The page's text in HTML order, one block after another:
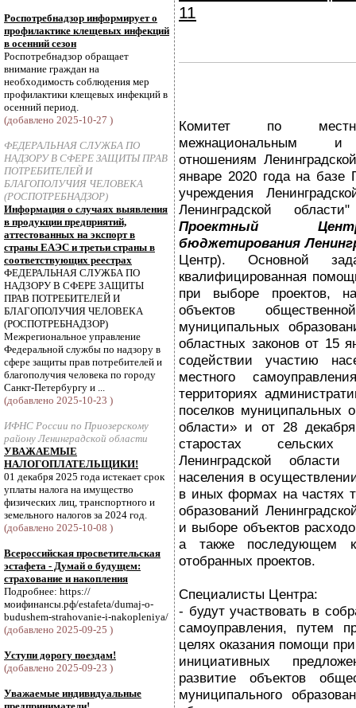
Роспотребнадзор информирует о
профилактике клещевых инфекций
в осенний сезон
Роспотребнадзор обращает
внимание граждан на
необходимость соблюдения мер
профилактики клещевых инфекций в
осенний период.
(добавлено 2025-10-27 )
ФЕДЕРАЛЬНАЯ СЛУЖБА ПО
НАДЗОРУ В СФЕРЕ ЗАЩИТЫ ПРАВ
ПОТРЕБИТЕЛЕЙ И
БЛАГОПОЛУЧИЯ ЧЕЛОВЕКА
(РОСПОТРЕБНАДЗОР)
Информация о случаях выявления
в продукции предприятий,
аттестованных на экспорт в
страны ЕАЭС и третьи страны в
соответствующих реестрах
ФЕДЕРАЛЬНАЯ СЛУЖБА ПО
НАДЗОРУ В СФЕРЕ ЗАЩИТЫ
ПРАВ ПОТРЕБИТЕЛЕЙ И
БЛАГОПОЛУЧИЯ ЧЕЛОВЕКА
(РОСПОТРЕБНАДЗОР)
Межрегиональное управление
Федеральной службы по надзору в
сфере защиты прав потребителей и
благополучия человека по городу
Санкт-Петербургу и ...
(добавлено 2025-10-23 )
ИФНС России по Приозерскому
району Ленинградской области
УВАЖАЕМЫЕ
НАЛОГОПЛАТЕЛЬЩИКИ!
01 декабря 2025 года истекает срок
уплаты налога на имущество
физических лиц, транспортного и
земельного налогов за 2024 год.
(добавлено 2025-10-08 )
Всероссийская просветительская
эстафета - Думай о будущем:
страхование и накопления
Подробнее: https://
моифинансы.рф/estafeta/dumaj-o-
budushem-strahovanie-i-nakopleniya/
(добавлено 2025-09-25 )
Уступи дорогу поездам!
(добавлено 2025-09-23 )
Уважаемые индивидуальные
11
Комитет по
межнациональным и
отношениям
январе 2020 года на базе
учреждения
Ленинградской
Проектный
бюджетирования
Центр). Основной
квалифицированная
при выборе проектов,
объектов
муниципальных
областных законов от 15
содействии участию
местного
территориях
поселков муниципальных
области» и от 28
старостах
Ленинградской
населения в
в иных формах на частях
образований
и выборе объектов
а также последующем
отобранных проектов.
Специалисты Центра:
- будут участвовать в
самоуправления, путем
целях оказания помощи
инициативных
развитие объектов
муниципального